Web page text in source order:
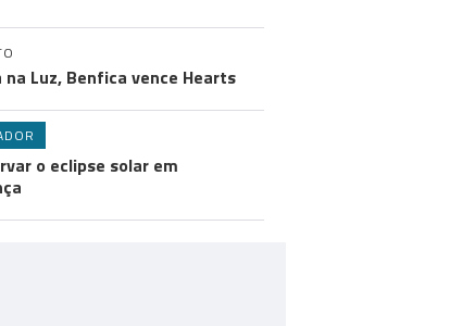
na Luz, Benfica vence Hearts
o eclipse solar em